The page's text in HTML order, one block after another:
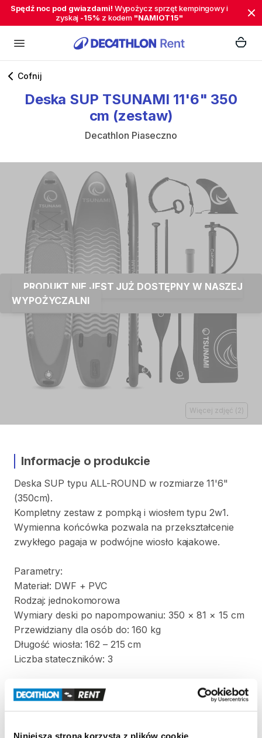
Niniejsza strona korzysta z plików cookie
Spędź noc pod gwiazdami! Wypożycz sprzęt kempingowy i
zyskaj -15% z kodem "NAMIOT15"
Cofnij
Deska SUP TSUNAMI 11'6" 350
cm (zestaw)
Decathlon Piaseczno
PRODUKT NIE JEST JUŻ DOSTĘPNY W NASZEJ
WYPOŻYCZALNI
Więcej zdjęć (2 )
Informacje o produkcie
Deska SUP typu ALL-ROUND w rozmiarze 11'6"
(350cm).
Kompletny zestaw z pompką i wiosłem typu 2w1.
Wymienna końcówka pozwala na przekształcenie
zwykłego pagaja w podwójne wiosło kajakowe.
Parametry:
Materiał: DWF + PVC
Rodzaj: jednokomorowa
Wymiary deski po napompowaniu: 350 × 81 × 15 cm
Przewidziany dla osób do: 160 kg
Długość wiosła: 162 – 215 cm
Liczba stateczników: 3
Opcjonalnie do wypożyczenia do deski
(dostępne w wybranych